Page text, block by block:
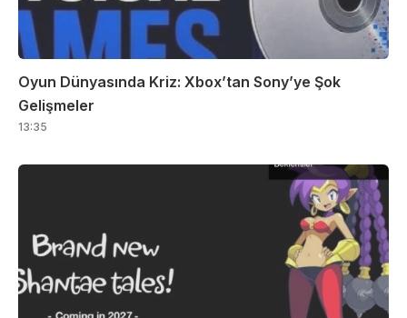
Oyun Dünyasında Kriz: Xbox’tan Sony’ye Şok
Gelişmeler
13:35